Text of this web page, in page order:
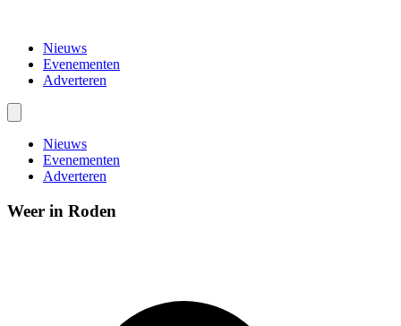
Nieuws
Evenementen
Adverteren
Nieuws
Evenementen
Adverteren
Weer in Roden